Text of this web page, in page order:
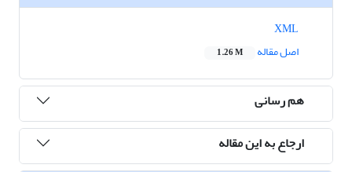
اصل مقاله
1.26 M
هم رسانی
ارجاع به این مقاله